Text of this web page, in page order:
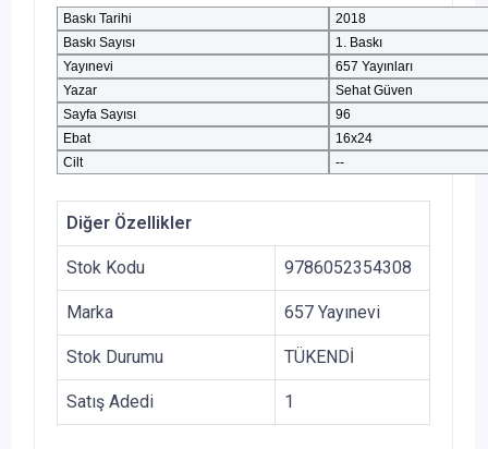
Baskı Tarihi
2018
Baskı Sayısı
1. Baskı
Yayınevi
657 Yayınları
Yazar
Sehat Güven
Sayfa Sayısı
96
Ebat
16x24
Cilt
--
Diğer Özellikler
Stok Kodu 9786052354308
Marka 657 Yayınevi
Stok Durumu TÜKENDİ
Satış Adedi 1